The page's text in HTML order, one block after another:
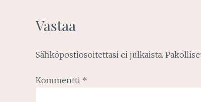
Vastaa
Sähköpostiosoitettasi ei julkaista.
Kommentti *